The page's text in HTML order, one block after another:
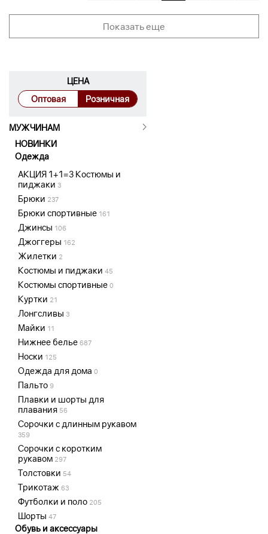
Показать еще
ЦЕНА
Оптовая
Розничная
МУЖЧИНАМ
НОВИНКИ
Одежда
АКЦИЯ 1+1=3 Костюмы и
пиджаки 3
Брюки 237
Брюки спортивные 161
Джинсы 106
Джоггеры 162
Жилетки 2
Костюмы и пиджаки 45
Костюмы спортивные 0
Куртки 21
Лонгсливы 3
Майки 11
Нижнее белье 687
Носки 125
Одежда для дома 0
Пальто 9
Плавки и шорты для
плавания 56
Сорочки с длинным рукавом
359
Сорочки с коротким
рукавом 297
Толстовки 54
Трикотаж 63
Футболки и поло 205
Шорты 47
Обувь и аксессуары